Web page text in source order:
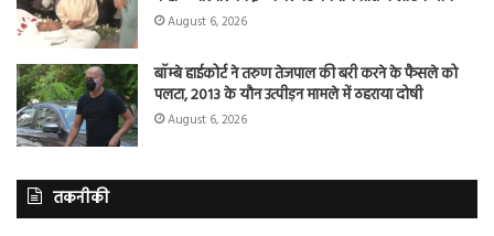
August 6, 2026
बॉम्बे हाईकोर्ट ने तरुण तेजपाल की बरी करने के फैसले को
पलटा, 2013 के यौन उत्पीड़न मामले में ठहराया दोषी
August 6, 2026
तकनीकी